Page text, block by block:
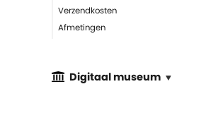
Verzendkosten
Afmetingen
Digitaal museum